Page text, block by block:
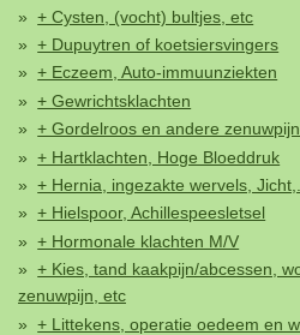
+ Cysten, (vocht) bultjes, etc
+ Dupuytren of koetsiersvingers
+ Eczeem, Auto-immuunziekten
+ Gewrichtsklachten
+ Gordelroos en andere
+ Hartklachten, Hoge Bloeddruk
+ Hernia, ingezakte wervels,
+ Hielspoor, Achillespeesletsel
+ Hormonale klachten M/V
+ Kies, tand kaakpijn/abcessen,
zenuwpijn, etc
+ Littekens, operatie oedeem en